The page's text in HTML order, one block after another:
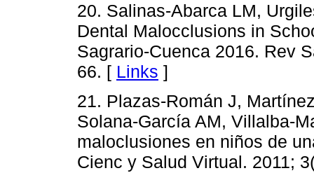
20. Salinas-Abarca LM,
Dental Malocclusions in
Sagrario-Cuenca 2016. Rev
66. [ Links ]
21. Plazas-Román J,
Solana-García AM, Villalba-
maloclusiones en niños de
Cienc y Salud Virtual. 2011;